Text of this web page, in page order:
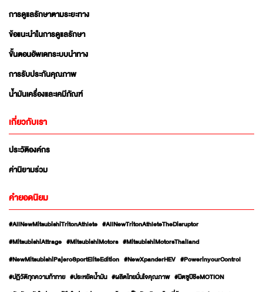
การดูแลรักษาตามระยะทาง
ข้อแนะนำในการดูแลรักษา
ขั้นตอนอัพเดทระบบนำทาง
การรับประกันคุณภาพ
น้ำมันเครื่องและเคมีภัณฑ์
เกี่ยวกับเรา
ประวัติองค์กร
ค่านิยามร่วม
คำยอดนิยม
#AllNewMitsubishiTritonAthlete #AllNewTritonAthleteTheDisruptor
#MitsubishiAttrage #MitsubishiMotors #MitsubishiMotorsThailand
#NewMitsubishiPajeroSportEliteEdition #NewXpanderHEV #PowerinyourControl
#ปฏิวัติทุกความท้าทาย #ประหยัดน้ำมัน #ผลิตไทยมั่นใจคุณภาพ #มิตซูบิชิeMOTION